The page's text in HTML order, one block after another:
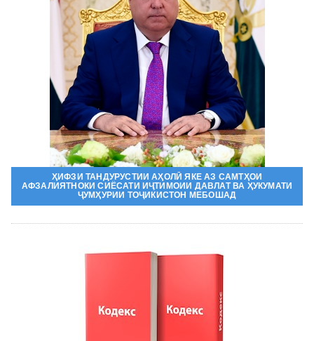
ҲИФЗИ ТАНДУРУСТИИ АҲОЛӢ ЯКЕ АЗ САМТҲОИ
АФЗАЛИЯТНОКИ СИЁСАТИ ИҶТИМОИИ ДАВЛАТ ВА ҲУКУМАТИ
ҶУМҲУРИИ ТОҶИКИСТОН МЕБОШАД